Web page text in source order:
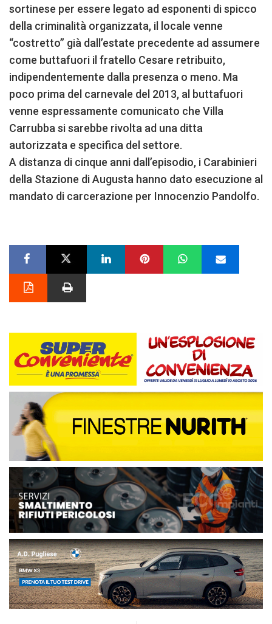
sortinese per essere legato ad esponenti di spicco
della criminalità organizzata, il locale venne
“costretto” già dall’estate precedente ad assumere
come buttafuori il fratello Cesare retribuito,
indipendentemente dalla presenza o meno. Ma
poco prima del carnevale del 2013, al buttafuori
venne espressamente comunicato che Villa
Carrubba si sarebbe rivolta ad una ditta
autorizzata e specifica del settore.
A distanza di cinque anni dall’episodio, i Carabinieri
della Stazione di Augusta hanno dato esecuzione al
mandato di carcerazione per Innocenzio Pandolfo.